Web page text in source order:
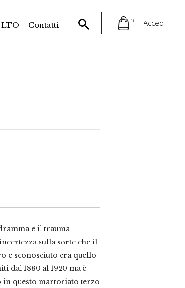
LTO Contatti
0 Accedi
e il trauma
sulla sorte che il
e sconosciuto era quello
dal 1880 al 1920 ma è
questo martoriato terzo